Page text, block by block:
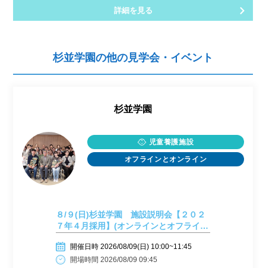
詳細を見る
杉並学園の他の見学会・イベント
杉並学園
児童養護施設
オフラインとオンライン
８/９(日)杉並学園 施設説明会【２０２
７年４月採用】(オンラインとオフライ
開催日時 2026/08/09(日) 10:00~11:45
開場時間 2026/08/09 09:45